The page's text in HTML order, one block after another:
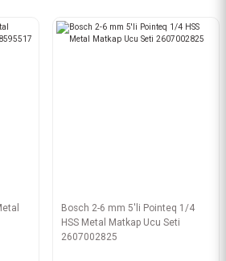
Bosch 2-6 mm 5'li Pointeq 1/4
HSS Metal Matkap Ucu Seti
2607002825